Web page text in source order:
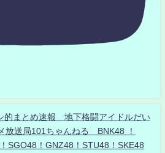
まとめ速報 地下格闘アイドルだい
送局101ちゃんねる BNK48 ！
SGO48！GNZ48！STU48！SKE48